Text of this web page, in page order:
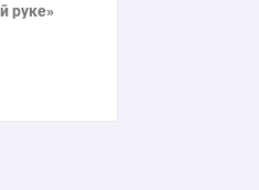
руке»